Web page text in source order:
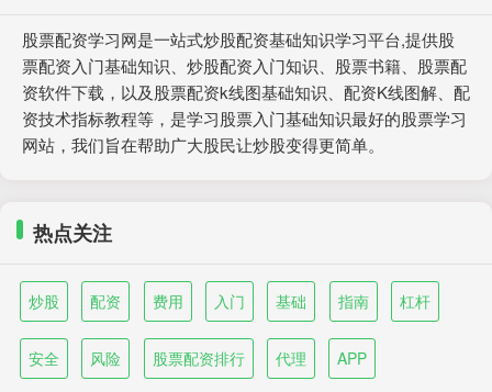
股票配资学习网是一站式炒股配资基础知识学习平台,提供股
票配资入门基础知识、炒股配资入门知识、股票书籍、股票配
资软件下载，以及股票配资k线图基础知识、配资K线图解、配
资技术指标教程等，是学习股票入门基础知识最好的股票学习
网站，我们旨在帮助广大股民让炒股变得更简单。
热点关注
炒股 配资 费用 入门 基础 指南 杠杆
安全 风险 股票配资排行 代理 APP